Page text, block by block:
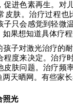
促进色素再生。对
皮肤。治疗过程
子只会感觉到轻微
果想知道具体疗
孩子对激光治疗的
程度来决定。治疗
皮肤问题。治疗频
天晒网。有些家
照光